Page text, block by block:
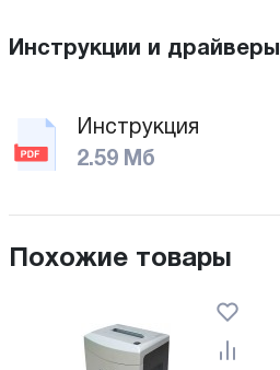
Инструкции и драйверы
Инструкция
2.59 Мб
Похожие товары